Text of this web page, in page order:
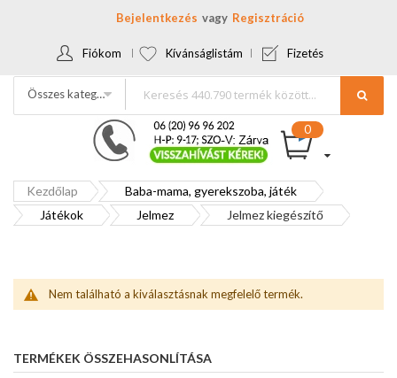
Bejelentkezés Regisztráció
Fiókom Kívánságlistám Fizetés
Összes kategória
Kezdőlap
Baba-mama, gyerekszoba, játék
Játékok
Jelmez Jelmez kiegészítő
Nem található a kiválasztásnak megfelelő termék.
TERMÉKEK ÖSSZEHASONLÍTÁSA